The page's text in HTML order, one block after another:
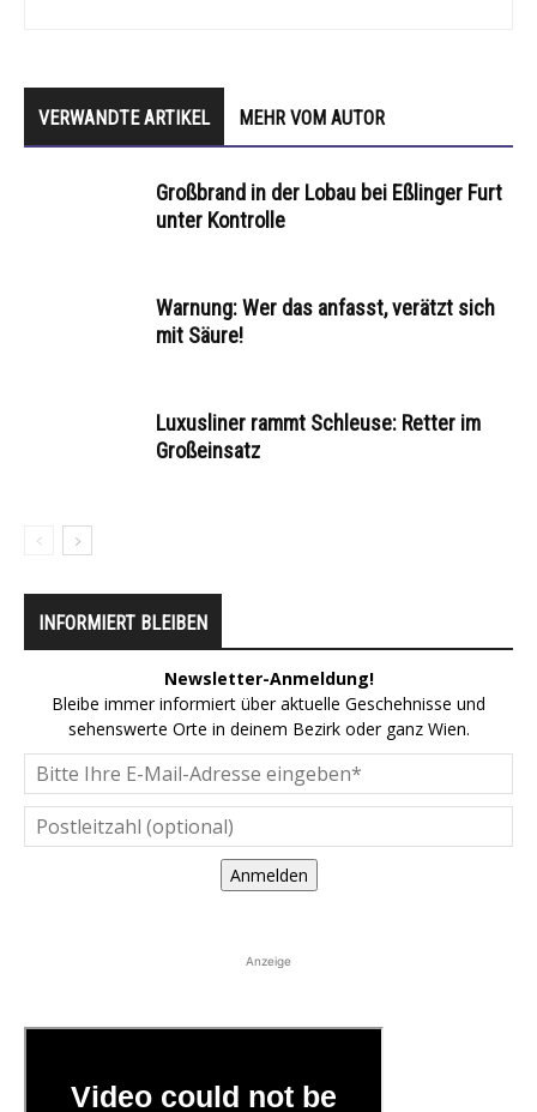
VERWANDTE ARTIKEL MEHR VOM AUTOR
Großbrand in der Lobau bei Eßlinger Furt
unter Kontrolle
Warnung: Wer das anfasst, verätzt sich
mit Säure!
Luxusliner rammt Schleuse: Retter im
Großeinsatz
INFORMIERT BLEIBEN
Newsletter-Anmeldung!
Bleibe immer informiert über aktuelle Geschehnisse und
sehenswerte Orte in deinem Bezirk oder ganz Wien.
Anmelden
Anzeige